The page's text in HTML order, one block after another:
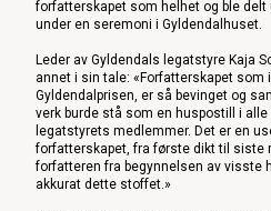
forfatterskapet som helhet og ble delt
under en seremoni i Gyldendalhuset.
Leder av Gyldendals legatstyre Kaja
annet i sin tale: «Forfatterskapet som
Gyldendalprisen, er så bevinget og
verk burde stå som en huspostill i
legatstyrets medlemmer. Det er en
forfatterskapet, fra første dikt til siste
forfatteren fra begynnelsen av visste
akkurat dette stoffet.»